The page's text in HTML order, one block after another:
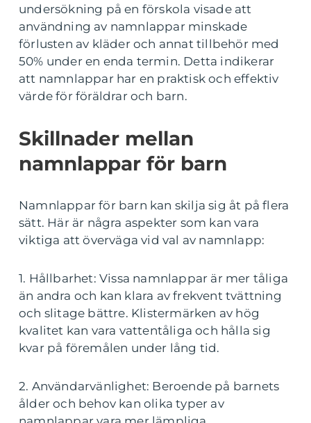
undersökning på en förskola visade att
användning av namnlappar minskade
förlusten av kläder och annat tillbehör med
50% under en enda termin. Detta indikerar
att namnlappar har en praktisk och effektiv
värde för föräldrar och barn.
Skillnader mellan
namnlappar för barn
Namnlappar för barn kan skilja sig åt på flera
sätt. Här är några aspekter som kan vara
viktiga att överväga vid val av namnlapp:
1. Hållbarhet: Vissa namnlappar är mer tåliga
än andra och kan klara av frekvent tvättning
och slitage bättre. Klistermärken av hög
kvalitet kan vara vattentåliga och hålla sig
kvar på föremålen under lång tid.
2. Användarvänlighet: Beroende på barnets
ålder och behov kan olika typer av